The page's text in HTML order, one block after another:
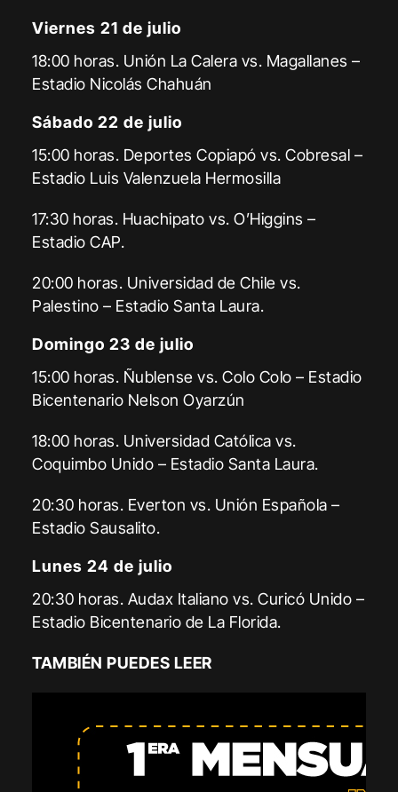
Viernes 21 de julio
18:00 horas. Unión La Calera vs. Magallanes –
Estadio Nicolás Chahuán
Sábado 22 de julio
15:00 horas. Deportes Copiapó vs. Cobresal –
Estadio Luis Valenzuela Hermosilla
17:30 horas. Huachipato vs. O’Higgins –
Estadio CAP.
20:00 horas. Universidad de Chile vs.
Palestino – Estadio Santa Laura.
Domingo 23 de julio
15:00 horas. Ñublense vs. Colo Colo – Estadio
Bicentenario Nelson Oyarzún
18:00 horas. Universidad Católica vs.
Coquimbo Unido – Estadio Santa Laura.
20:30 horas. Everton vs. Unión Española –
Estadio Sausalito.
Lunes 24 de julio
20:30 horas. Audax Italiano vs. Curicó Unido –
Estadio Bicentenario de La Florida.
TAMBIÉN PUEDES LEER